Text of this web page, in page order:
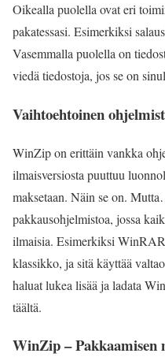
Oikealla puolella ovat eri
pakatessasi. Esimerkiksi
Vasemmalla puolella on
viedä tiedostoja, jos se on
Vaihtoehtoinen
WinZip on erittäin vankka
ilmaisversiosta puuttuu
maksetaan. Näin se on.
pakkausohjelmistoa, jossa
ilmaisia. Esimerkiksi
klassikko, ja sitä käyttää
haluat lukea lisää ja ladata
täältä.
WinZip – Pakkaamisen